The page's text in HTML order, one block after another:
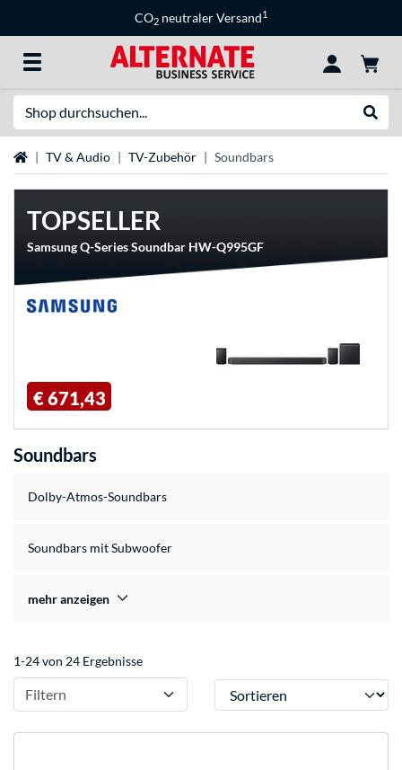
CO2 neutraler Versand1
StartseiteTV & Audio TV-Zubehör Soundbars
TOPSELLER
Samsung Q-Series Soundbar HW-Q995GF
€ 671,43
Soundbars
Dolby-Atmos-Soundbars
Soundbars mit Subwoofer
mehr anzeigen
1-24 von 24 Ergebnisse
Filtern Sortieren